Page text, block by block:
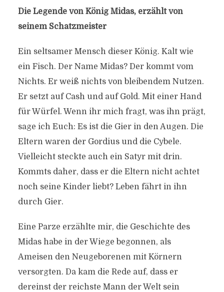
Die Legende von König Midas, erzählt von
seinem Schatzmeister
Ein seltsamer Mensch dieser König. Kalt wie
ein Fisch. Der Name Midas? Der kommt vom
Nichts. Er weiß nichts von bleibendem Nutzen.
Er setzt auf Cash und auf Gold. Mit einer Hand
für Würfel. Wenn ihr mich fragt, was ihn prägt,
sage ich Euch: Es ist die Gier in den Augen. Die
Eltern waren der Gordius und die Cybele.
Vielleicht steckte auch ein Satyr mit drin.
Kommts daher, dass er die Eltern nicht achtet
noch seine Kinder liebt? Leben fährt in ihn
durch Gier.
Eine Parze erzählte mir, die Geschichte des
Midas habe in der Wiege begonnen, als
Ameisen den Neugeborenen mit Körnern
versorgten. Da kam die Rede auf, dass er
dereinst der reichste Mann der Welt sein